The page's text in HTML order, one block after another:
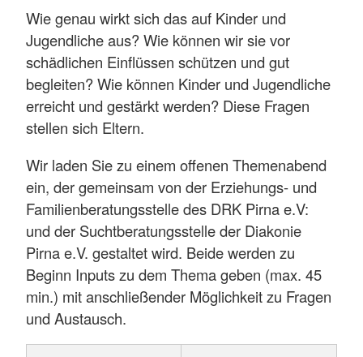
Wie genau wirkt sich das auf Kinder und
Jugendliche aus? Wie können wir sie vor
schädlichen Einflüssen schützen und gut
begleiten? Wie können Kinder und Jugendliche
erreicht und gestärkt werden? Diese Fragen
stellen sich Eltern.
Wir laden Sie zu einem offenen Themenabend
ein, der gemeinsam von der Erziehungs- und
Familienberatungsstelle des DRK Pirna e.V:
und der Suchtberatungsstelle der Diakonie
Pirna e.V. gestaltet wird. Beide werden zu
Beginn Inputs zu dem Thema geben (max. 45
min.) mit anschließender Möglichkeit zu Fragen
und Austausch.